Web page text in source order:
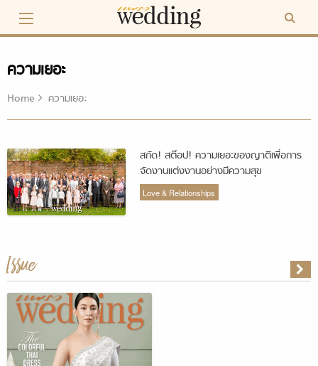
content
ความเยอะ
Home ความเยอะ
สกัด! สต๊อป! ความเยอะของญาติเพื่อการ
จัดงานแต่งงานอย่างมีความสุข
Love & Relationships
Issue